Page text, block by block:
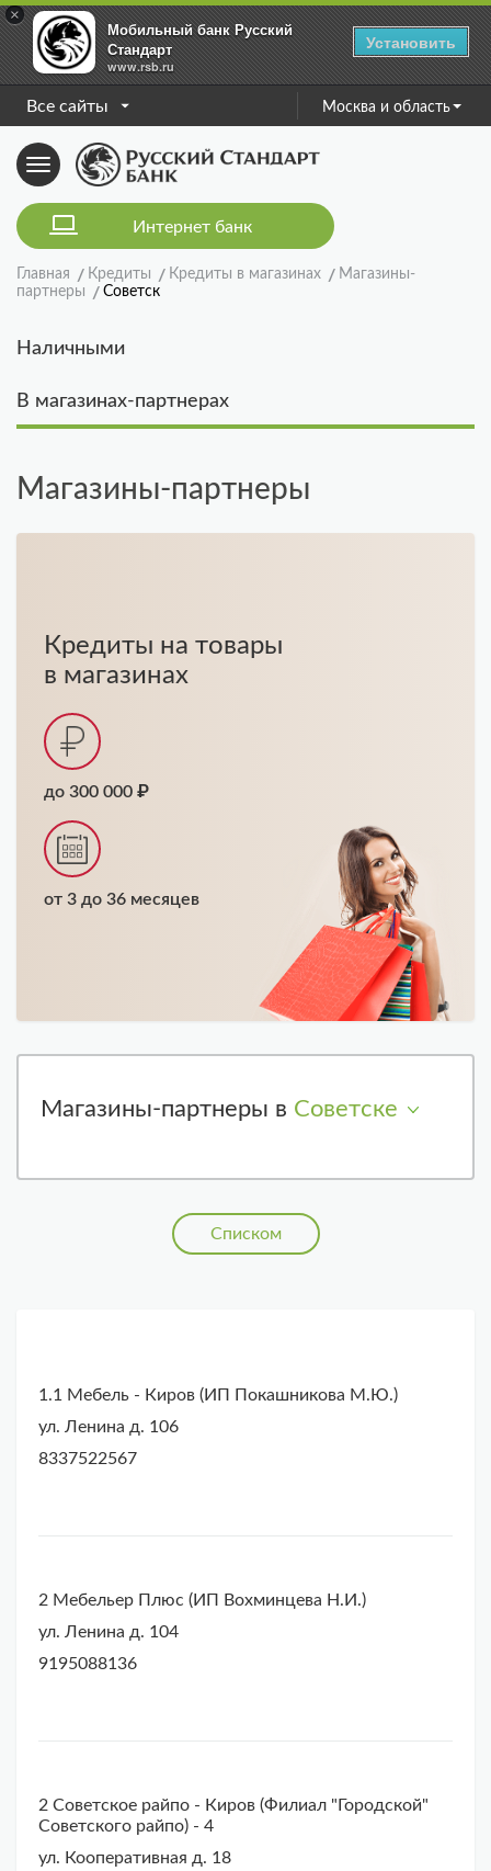
×
Мобильный банк Русский
Стандарт
www.rsb.ru
Установить
Все сайты Москва и область
Toggle
navigation
Интернет банк
Главная Кредиты Кредиты в магазинах
Магазины-
партнеры
Советск
Наличными
В магазинах-партнерах
Магазины-партнеры
Кредиты на товары
в магазинах
до 300 000 ₽
от 3 до 36 месяцев
Магазины-партнеры в Советске
Списком
1.1 Мебель - Киров (ИП Покашникова М.Ю.)
ул. Ленина д. 106
8337522567
2 Мебельер Плюс (ИП Вохминцева Н.И.)
ул. Ленина д. 104
9195088136
2 Советское райпо - Киров (Филиал "Городской"
Советского райпо) - 4
ул. Кооперативная д. 18